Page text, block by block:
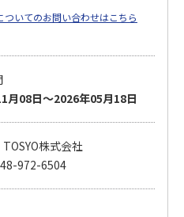
ついてのお問い合わせはこちら
月08日～2026年05月18日
株式会社
972-6504